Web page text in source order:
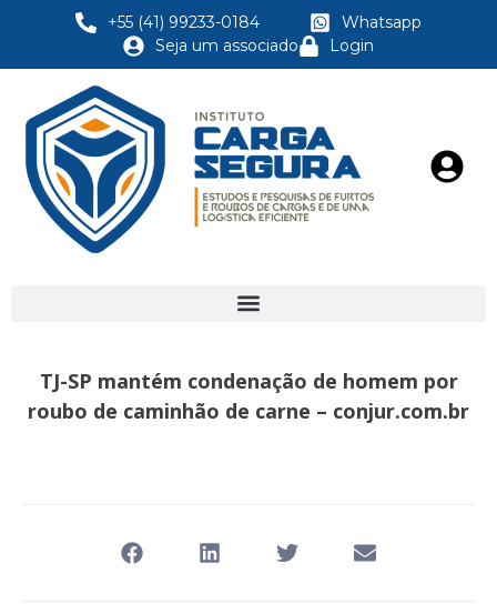
+55 (41) 99233-0184
Whatsapp
Seja um associado
Login
TJ-SP mantém condenação de homem por
roubo de caminhão de carne – conjur.com.br